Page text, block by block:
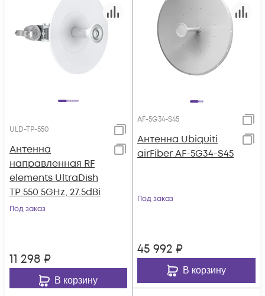
ULD-TP-550
Антенна
направленная RF
elements UltraDish
TP 550 5GHz, 27.5dBi
Под заказ
11 298 ₽
В корзину
AF-5G34-S45
Антенна Ubiquiti
airFiber AF-5G34-S45
Под заказ
45 992 ₽
В корзину